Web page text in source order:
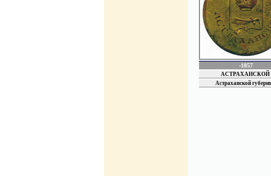
с 1834 года
МинЮста.
с 1853 года по 1856
4 июля 1857 года был
территориальных
в 1858 году всем
указаны особые
-1857
АСТРАХАНСКОЙ
Астраханской